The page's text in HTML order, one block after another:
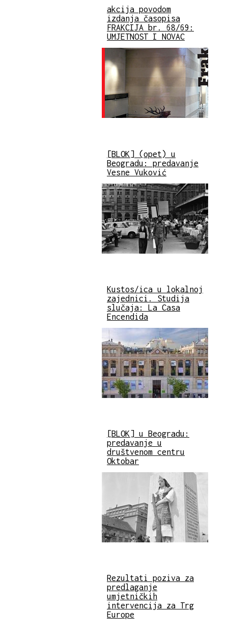
akcija povodom
izdanja časopisa
FRAKCIJA br. 68/69:
UMJETNOST I NOVAC
[BLOK] (opet) u
Beogradu: predavanje
Vesne Vuković
Kustos/ica u lokalnoj
zajednici. Studija
slučaja: La Casa
Encendida
[BLOK] u Beogradu:
predavanje u
društvenom centru
Oktobar
Rezultati poziva za
predlaganje
umjetničkih
intervencija za Trg
Europe